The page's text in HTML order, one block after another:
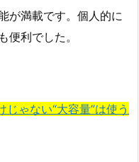
が満載です。個人的に
便利でした。
ゃない“大容量”は使う